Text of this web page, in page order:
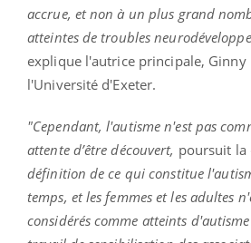
accrue, et non à un plus grand
atteintes de troubles
explique l'autrice principale, Ginny
l'Université d'Exeter.
"Cependant, l'autisme n'est pas
attente d’être découvert, poursuit la
définition de ce qui constitue
temps, et les femmes et les adultes
considérés comme atteints